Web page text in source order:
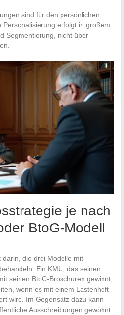
sind für den persönlichen
Personalisierung erfolgt in großem
Segmentierung, nicht über
je nach
BtoG-Modell
darin, die drei Modelle mit
Ein KMU, das seinen
seinen BtoC-Broschüren gewinnt,
wenn es mit einem Lastenheft
wird. Im Gegensatz dazu kann
Ausschreibungen gewöhnt